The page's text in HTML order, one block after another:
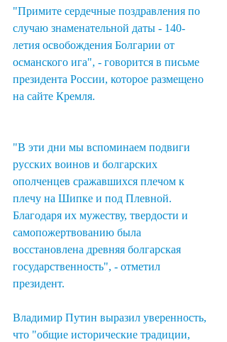
"Примите сердечные поздравления по
случаю знаменательной даты - 140-
летия освобождения Болгарии от
османского ига", - говорится в письме
президента России, которое размещено
на сайте Кремля.
"В эти дни мы вспоминаем подвиги
русских воинов и болгарских
ополченцев сражавшихся плечом к
плечу на Шипке и под Плевной.
Благодаря их мужеству, твердости и
самопожертвованию была
восстановлена древняя болгарская
государственность", - отметил
президент.
Владимир Путин выразил уверенность,
что "общие исторические традиции,